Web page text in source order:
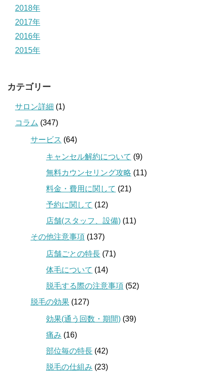
2018年
2017年
2016年
2015年
カテゴリー
サロン詳細 (1)
コラム (347)
サービス (64)
キャンセル解約について (9)
無料カウンセリング攻略 (11)
料金・費用に関して (21)
予約に関して (12)
店舗(スタッフ、設備) (11)
その他注意事項 (137)
店舗ごとの特長 (71)
体毛について (14)
脱毛する際の注意事項 (52)
脱毛の効果 (127)
効果(通う回数・期間) (39)
痛み (16)
部位毎の特長 (42)
脱毛の仕組み (23)